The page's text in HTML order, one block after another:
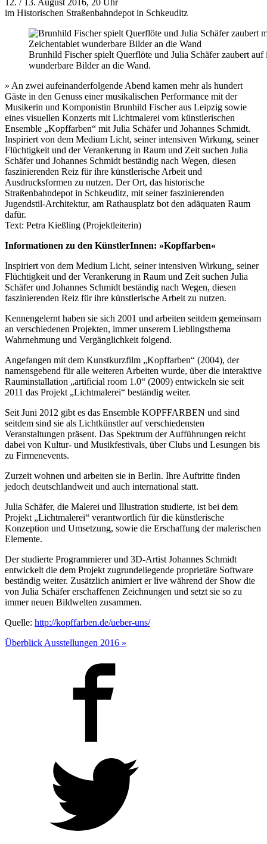
im Historischen Straßenbahndepot in Schkeuditz
Brunhild Fischer spielt Querflöte und Julia Schäfer zaubert auf
wunderbare Bilder an die Wand.
» An zwei aufeinanderfolgende Abend kamen mehr als hundert
Gäste in den Genuss einer musikalischen Performance mit der
Musikerin und Komponistin Brunhild Fischer aus Leipzig sowie
eines visuellen Konzerts mit Lichtmalerei vom künstlerischen
Ensemble „Kopffarben“ mit Julia Schäfer und Johannes Schmidt.
Inspiriert von dem Medium Licht, seiner intensiven Wirkung, seiner
Flüchtigkeit und der Verankerung in Raum und Zeit suchen Julia
Schäfer und Johannes Schmidt beständig nach Wegen, diesen
faszinierenden Reiz für ihre künstlerische Arbeit und
Ausdrucksformen zu nutzen. Der Ort, das historische
Straßenbahndepot in Schkeuditz, mit seiner faszinierenden
Jugendstil-Architektur, am Rathausplatz bot den adäquaten Raum
dafür.
Text: Petra Kießling (Projektleiterin)
Informationen zu den KünstlerInnen: »Kopffarben«
Inspiriert von dem Medium Licht, seiner intensiven Wirkung, seiner
Flüchtigkeit und der Verankerung in Raum und Zeit suchen Julia
Schäfer und Johannes Schmidt beständig nach Wegen, diesen
faszinierenden Reiz für ihre künstlerische Arbeit zu nutzen.
Kennengelernt haben sie sich 2001 und arbeiten seitdem gemeinsam
an verschiedenen Projekten, immer unserem Lieblingsthema
Wahrnehmung und Vergänglichkeit folgend.
Angefangen mit dem Kunstkurzfilm „Kopffarben“ (2004), der
namensgebend für alle weiteren Arbeiten wurde, über die interaktive
Rauminstallation „artificial room 1.0“ (2009) entwickeln sie seit
2011 das Projekt „Lichtmalerei“ beständig weiter.
Seit Juni 2012 gibt es das Ensemble KOPFFARBEN und sind
seitdem sind sie als Lichtkünstler auf verschiedensten
Veranstaltungen präsent. Das Spektrum der Aufführungen reicht
dabei von Kultur- und Musikfestivals, über Clubs und Lesungen bis
zu Firmenevents.
Zurzeit wohnen und arbeiten sie in Berlin. Ihre Auftritte finden
jedoch deutschlandweit und auch international statt.
Julia Schäfer, die Malerei und Illustration studierte, ist bei dem
Projekt „Lichtmalerei“ verantwortlich für die künstlerische
Konzeption und Umsetzung, sowie die Erschaffung der malerischen
Elemente.
Der studierte Programmierer und 3D-Artist Johannes Schmidt
entwickelt die dem Projekt zugrundeliegende proprietäre Software
beständig weiter. Zusätzlich animiert er live während der Show die
von Julia Schäfer erschaffenen Zeichnungen und setzt sie so zu
immer neuen Bildwelten zusammen.
Quelle: http://kopffarben.de/ueber-uns/
Überblick Ausstellungen 2016 »